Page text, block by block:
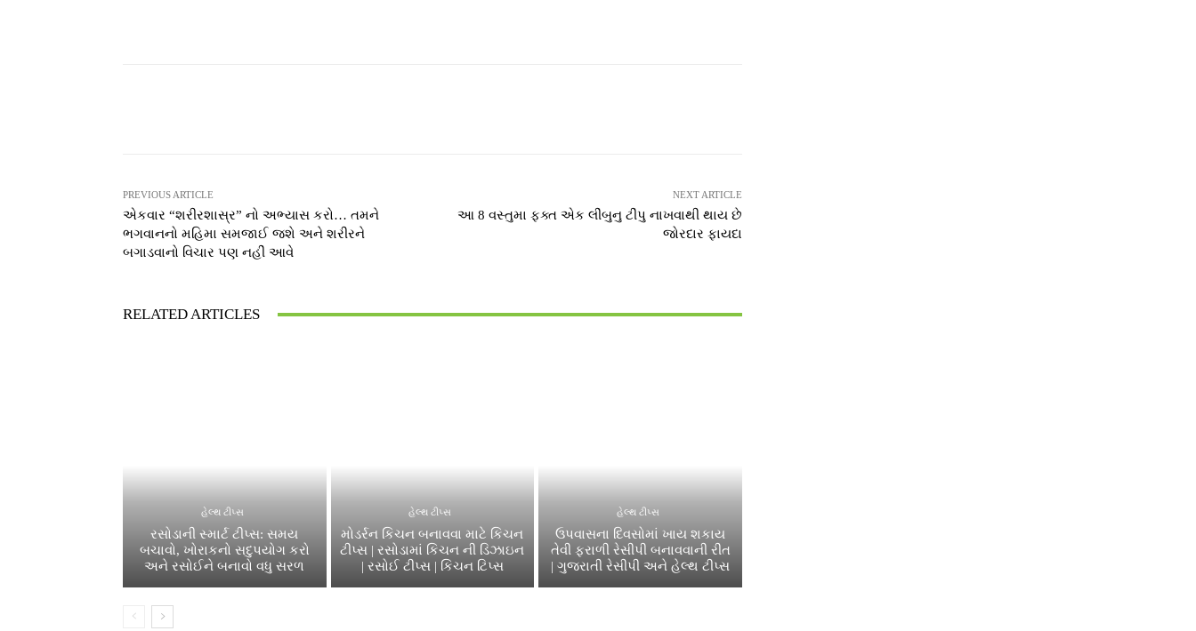
PREVIOUS ARTICLE
એકવાર “શરીરશાસ્ર” નો અભ્યાસ કરો… તમને
ભગવાનનો મહિમા સમજાઈ જશે અને શરીરને
બગાડવાનો વિચાર પણ નહીં આવે
NEXT ARTICLE
આ 8 વસ્તુમા ફક્ત એક લીંબુનુ ટીંપુ નાખવાથી થાય છે
જોરદાર ફાયદા
RELATED ARTICLES
હેલ્થ ટીપ્સ
રસોડાની સ્માર્ટ ટીપ્સ: સમય
બચાવો, ખોરાકનો સદુપયોગ કરો
અને રસોઈને બનાવો વધુ સરળ
હેલ્થ ટીપ્સ
મોડર્રન કિચન બનાવવા માટે કિચન
ટીપ્સ | રસોડામાં કિચન ની ડિઝાઇન
| રસોઈ ટીપ્સ | કિચન ટિપ્સ
હેલ્થ ટીપ્સ
ઉપવાસના દિવસોમાં ખાય શકાય
તેવી ફરાળી રેસીપી બનાવવાની રીત
| ગુજરાતી રેસીપી અને હેલ્થ ટીપ્સ